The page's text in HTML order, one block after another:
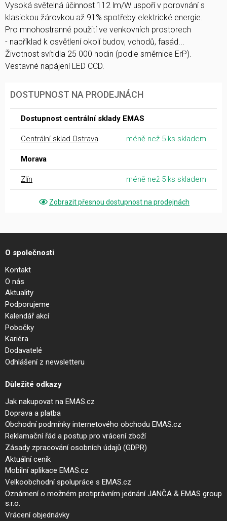
Vysoká světelná účinnost 112 lm/W uspoří v porovnání s
klasickou žárovkou až 91% spotřeby elektrické energie.
Pro mnohostranné použití ve venkovních prostorech
- například k osvětlení okolí budov, vchodů, fasád...
Životnost svítidla 25 000 hodin (podle směrnice ErP).
Vestavné napájení LED CCD.
DOSTUPNOST NA PRODEJNÁCH
Dostupnost centrální sklady EMAS
Centrální sklad Ostrava méně než 5 ks skladem
Morava
Zlín méně než 5 ks skladem
Zobrazit přesnou dostupnost na prodejnách
O společnosti
Kontakt
O nás
Aktuality
Podporujeme
Kalendář akcí
Pobočky
Kariéra
Dodavatelé
Odhlášení z newsletteru
Důležité odkazy
Jak nakupovat na EMAS.cz
Doprava a platba
Obchodní podmínky internetového obchodu EMAS.cz
Reklamační řád a postup pro vrácení zboží
Zásady zpracování osobních údajů (GDPR)
Aktuální ceník
Mobilní aplikace EMAS.cz
Velkoobchodní spolupráce s EMAS.cz
Oznámení o možném protiprávním jednání JANČA & EMAS group
s.r.o.
Vrácení objednávky